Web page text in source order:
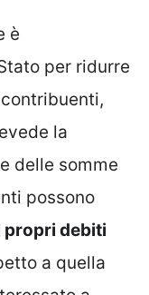
è
per ridurre
la
delle somme
possono
propri debiti
a quella